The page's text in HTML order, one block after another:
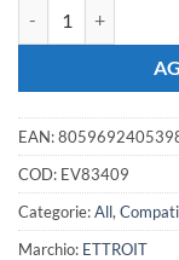
EAN:
COD: EV83409
Categorie:All,
Marchio: ETTROIT